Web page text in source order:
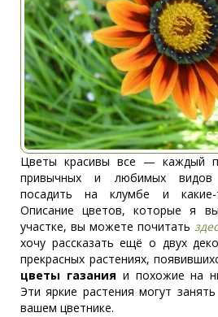
Цветы красивы все — каждый
привычных и любимых видов
посадить на клумбе и
Описание цветов, которые я
участке, вы можете почитать
хочу рассказать ещё о двух
прекрасных растениях,
цветы газания и похожие на
Эти яркие растения могут
вашем цветнике.